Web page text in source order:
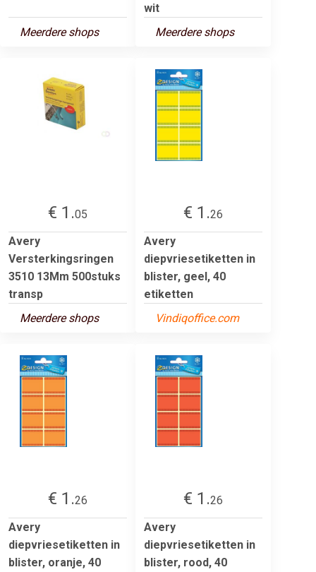
Meerdere shops
wit
Meerdere shops
€ 1.05
Avery
Versterkingsringen
3510 13Mm 500stuks
transp
Meerdere shops
€ 1.26
Avery
diepvriesetiketten in
blister, geel, 40
etiketten
Vindiqoffice.com
€ 1.26
Avery
diepvriesetiketten in
blister, oranje, 40
€ 1.26
Avery
diepvriesetiketten in
blister, rood, 40